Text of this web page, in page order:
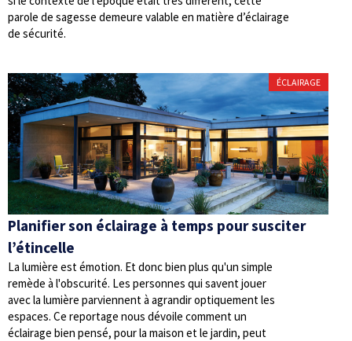
parole de sagesse demeure valable en matière d’éclairage
de sécurité.
ÉCLAIRAGE
Planifier son éclairage à temps pour susciter
l’étincelle
La lumière est émotion. Et donc bien plus qu'un simple
remède à l'obscurité. Les personnes qui savent jouer
avec la lumière parviennent à agrandir optiquement les
espaces. Ce reportage nous dévoile comment un
éclairage bien pensé, pour la maison et le jardin, peut